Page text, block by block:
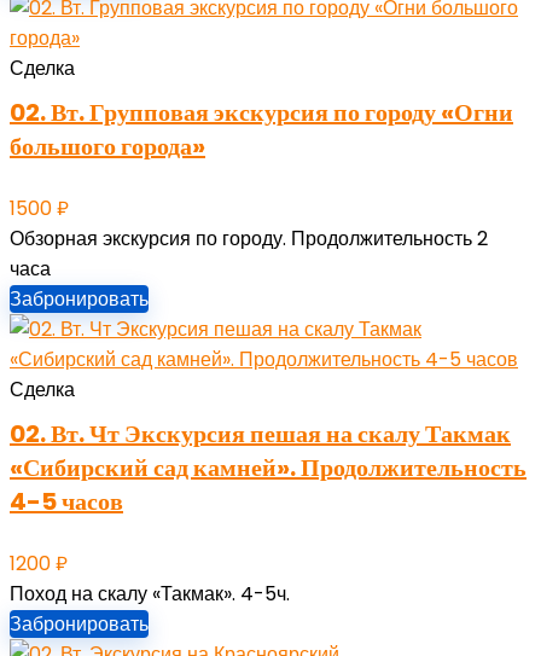
Сделка
02. Вт. Групповая экскурсия по городу «Огни
большого города»
1500₽
Обзорная экскурсия по городу. Продолжительность 2
часа
Забронировать
Сделка
02. Вт. Чт Экскурсия пешая на скалу Такмак
«Сибирский сад камней». Продолжительность
4-5 часов
1200₽
Поход на скалу «Такмак». 4-5ч.
Забронировать